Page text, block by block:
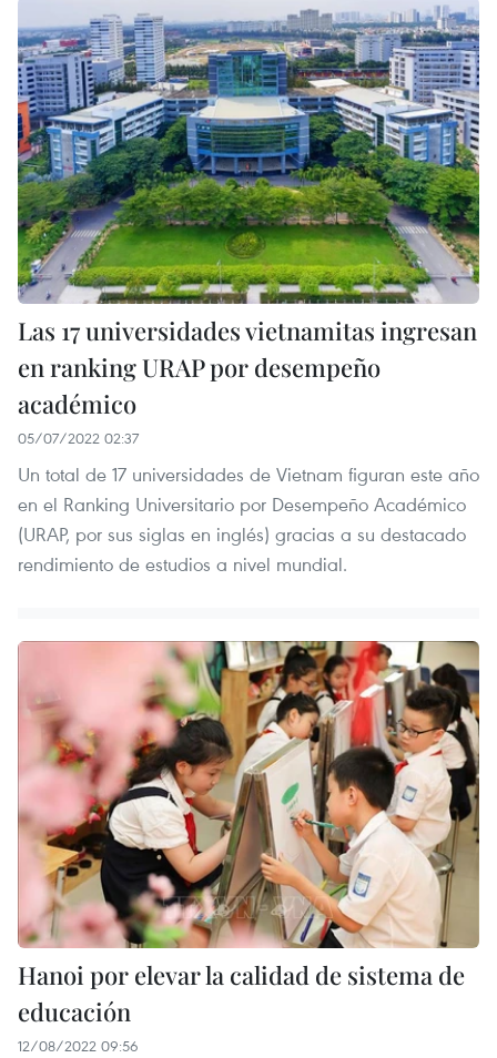
Las 17 universidades vietnamitas ingresan
en ranking URAP por desempeño
académico
05/07/2022 02:37
Un total de 17 universidades de Vietnam figuran este año
en el Ranking Universitario por Desempeño Académico
(URAP, por sus siglas en inglés) gracias a su destacado
rendimiento de estudios a nivel mundial.
Hanoi por elevar la calidad de sistema de
educación
12/08/2022 09:56